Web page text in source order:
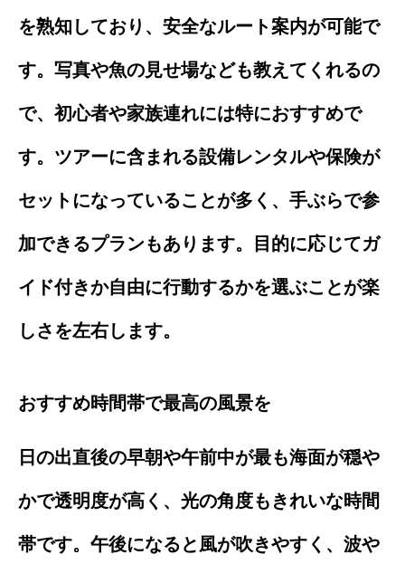
を熟知しており、安全なルート案内が可能で
す。写真や魚の見せ場なども教えてくれるの
で、初心者や家族連れには特におすすめで
す。ツアーに含まれる設備レンタルや保険が
セットになっていることが多く、手ぶらで参
加できるプランもあります。目的に応じてガ
イド付きか自由に行動するかを選ぶことが楽
しさを左右します。
おすすめ時間帯で最高の風景を
日の出直後の早朝や午前中が最も海面が穏や
かで透明度が高く、光の角度もきれいな時間
帯です。午後になると風が吹きやすく、波や